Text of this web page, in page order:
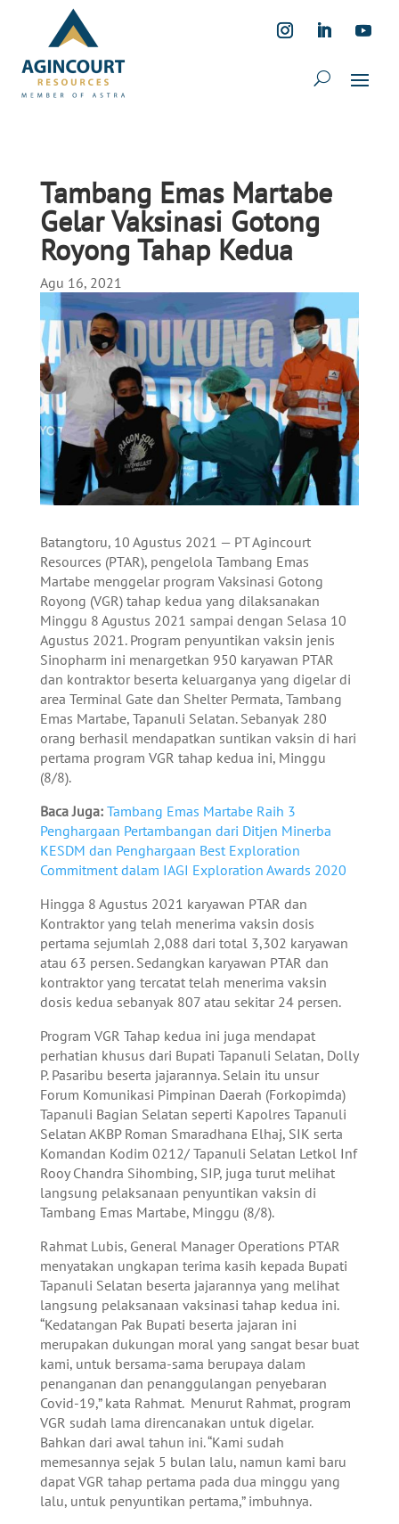
Tambang Emas Martabe
Gelar Vaksinasi Gotong
Royong Tahap Kedua
Agu 16, 2021
Batangtoru, 10 Agustus 2021 — PT Agincourt
Resources (PTAR), pengelola Tambang Emas
Martabe menggelar program Vaksinasi Gotong
Royong (VGR) tahap kedua yang dilaksanakan
Minggu 8 Agustus 2021 sampai dengan Selasa 10
Agustus 2021. Program penyuntikan vaksin jenis
Sinopharm ini menargetkan 950 karyawan PTAR
dan kontraktor beserta keluarganya yang digelar di
area Terminal Gate dan Shelter Permata, Tambang
Emas Martabe, Tapanuli Selatan. Sebanyak 280
orang berhasil mendapatkan suntikan vaksin di hari
pertama program VGR tahap kedua ini, Minggu
(8/8).
Baca Juga: Tambang Emas Martabe Raih 3
Penghargaan Pertambangan dari Ditjen Minerba
KESDM dan Penghargaan Best Exploration
Commitment dalam IAGI Exploration Awards 2020
Hingga 8 Agustus 2021 karyawan PTAR dan
Kontraktor yang telah menerima vaksin dosis
pertama sejumlah 2,088 dari total 3,302 karyawan
atau 63 persen. Sedangkan karyawan PTAR dan
kontraktor yang tercatat telah menerima vaksin
dosis kedua sebanyak 807 atau sekitar 24 persen.
Program VGR Tahap kedua ini juga mendapat
perhatian khusus dari Bupati Tapanuli Selatan, Dolly
P. Pasaribu beserta jajarannya. Selain itu unsur
Forum Komunikasi Pimpinan Daerah (Forkopimda)
Tapanuli Bagian Selatan seperti Kapolres Tapanuli
Selatan AKBP Roman Smaradhana Elhaj, SIK serta
Komandan Kodim 0212/ Tapanuli Selatan Letkol Inf
Rooy Chandra Sihombing, SIP, juga turut melihat
langsung pelaksanaan penyuntikan vaksin di
Tambang Emas Martabe, Minggu (8/8).
Rahmat Lubis, General Manager Operations PTAR
menyatakan ungkapan terima kasih kepada Bupati
Tapanuli Selatan beserta jajarannya yang melihat
langsung pelaksanaan vaksinasi tahap kedua ini.
“Kedatangan Pak Bupati beserta jajaran ini
merupakan dukungan moral yang sangat besar buat
kami, untuk bersama-sama berupaya dalam
penanganan dan penanggulangan penyebaran
Covid-19,” kata Rahmat. Menurut Rahmat, program
VGR sudah lama direncanakan untuk digelar.
Bahkan dari awal tahun ini. “Kami sudah
memesannya sejak 5 bulan lalu, namun kami baru
dapat VGR tahap pertama pada dua minggu yang
lalu, untuk penyuntikan pertama,” imbuhnya.